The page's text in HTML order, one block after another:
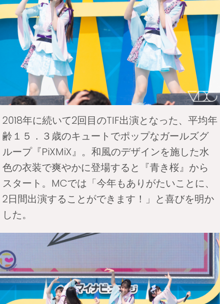
2018年に続いて2回目のTIF出演となった、平均年
齢１５．３歳のキュートでポップなガールズグ
ループ『PiXMiX』。和風のデザインを施した水
色の衣装で爽やかに登場すると『青き桜』から
スタート。MCでは「今年もありがたいことに、
2日間出演することができます！」と喜びを明か
した。